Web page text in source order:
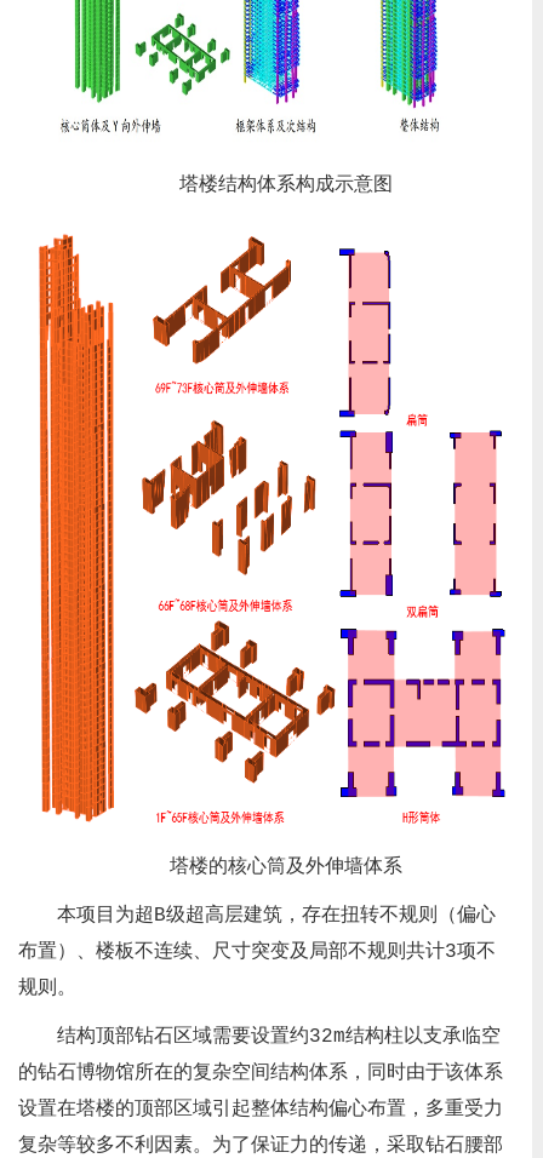
塔楼结构体系构成示意图
塔楼的核心筒及外伸墙体系
本项目为超B级超高层建筑，存在扭转不规则（偏心
布置）、楼板不连续、尺寸突变及局部不规则共计3项不
规则。
结构顶部钻石区域需要设置约32m结构柱以支承临空
的钻石博物馆所在的复杂空间结构体系，同时由于该体系
设置在塔楼的顶部区域引起整体结构偏心布置，多重受力
复杂等较多不利因素。为了保证力的传递，采取钻石腰部